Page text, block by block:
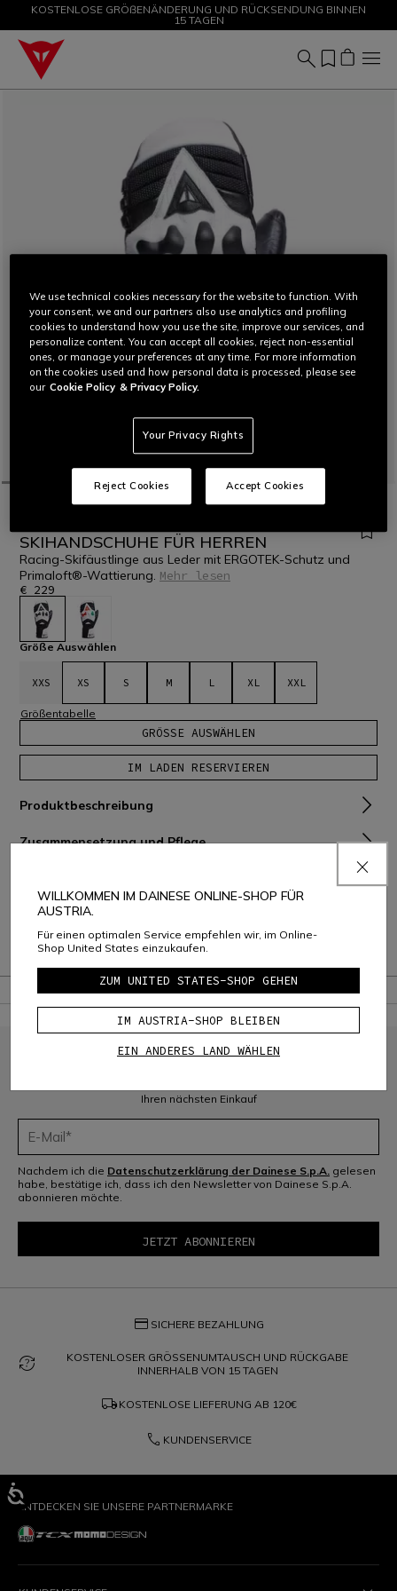
SALE BIS ZU -50 % – JETZT SHOPPEN
KOSTENLOSE GRÖßENÄNDERUNG UND RÜCKSENDUNG BINNEN
15 TAGEN
STARTSEITE SKI MEN HANDSCHUHE
SKIHANDSCHUHE FÜR HERREN
Racing-Skifäustlinge aus Leder mit ERGOTEK-Schutz und
Primaloft®-Wattierung. Mehr lesen
€ 229
ausgewählt
Größe Auswählen
XXS XS S M L XL XXL
Größentabelle
GRÖSSE AUSWÄHLEN
IM LADEN RESERVIEREN
Produktbeschreibung
Zusammensetzung und Pflege
Consumer Care
Garantie
Ihren nächsten Einkauf
Nachdem ich die Datenschutzerklärung der Dainese S.p.A. gelesen
habe, bestätige ich, dass ich den Newsletter von Dainese S.p.A.
abonnieren möchte.
credit_card SICHERE BEZAHLUNG
question_exchange
KOSTENLOSER GRÖSSENUMTAUSCH UND RÜCKGABE
INNERHALB VON 15 TAGEN
local_shipping KOSTENLOSE LIEFERUNG AB 120€
phone KUNDENSERVICE
ENTDECKEN SIE UNSERE PARTNERMARKE
WILLKOMMEN IM DAINESE ONLINE-SHOP FÜR
AUSTRIA.
Für einen optimalen Service empfehlen wir, im Online-
Shop United States einzukaufen.
ZUM UNITED STATES-SHOP GEHEN
IM AUSTRIA-SHOP BLEIBEN
EIN ANDERES LAND WÄHLEN
We use technical cookies necessary for the website to function. With
your consent, we and our partners also use analytics and profiling
cookies to understand how you use the site, improve our services, and
personalize content. You can accept all cookies, reject non-essential
ones, or manage your preferences at any time. For more information
on the cookies used and how personal data is processed, please see
our Cookie Policy & Privacy Policy.
Your Privacy Rights
Reject Cookies Accept Cookies